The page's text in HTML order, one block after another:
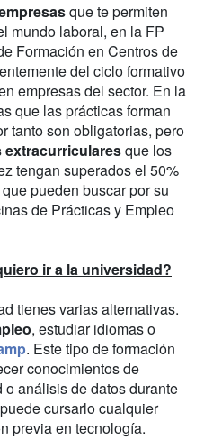
que te permiten
mundo laboral, en la FP
Formación en Centros de
del ciclo formativo
empresas del sector. En la
que las prácticas forman
tanto son obligatorias, pero
extracurricularesque los
tengan superados el 50%
pueden buscar por su
de Prácticas y Empleo
ir a la universidad?
tienes varias alternativas.
, estudiar idiomas o
. Este tipo de formación
conocimientos de
análisis de datos durante
cursarlo cualquier
previa en tecnología.